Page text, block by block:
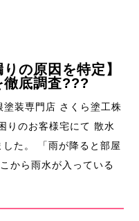
の原因を特定】
徹底調査???
塗装専門店 さくら塗工株
りのお客様宅にて 散水
た。 「雨が降ると部屋
から雨水が入っている